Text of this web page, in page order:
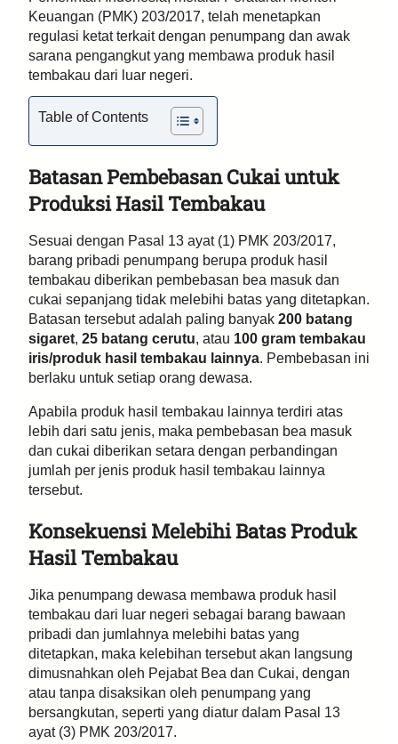
Keuangan (PMK) 203/2017, telah menetapkan
regulasi ketat terkait dengan penumpang dan awak
sarana pengangkut yang membawa produk hasil
tembakau dari luar negeri.
Table of Contents
Batasan Pembebasan Cukai untuk
Produksi Hasil Tembakau
Sesuai dengan Pasal 13 ayat (1) PMK 203/2017,
barang pribadi penumpang berupa produk hasil
tembakau diberikan pembebasan bea masuk dan
cukai sepanjang tidak melebihi batas yang ditetapkan.
Batasan tersebut adalah paling banyak 200 batang
sigaret, 25 batang cerutu, atau 100 gram tembakau
iris/produk hasil tembakau lainnya. Pembebasan ini
berlaku untuk setiap orang dewasa.
Apabila produk hasil tembakau lainnya terdiri atas
lebih dari satu jenis, maka pembebasan bea masuk
dan cukai diberikan setara dengan perbandingan
jumlah per jenis produk hasil tembakau lainnya
tersebut.
Konsekuensi Melebihi Batas Produk
Hasil Tembakau
Jika penumpang dewasa membawa produk hasil
tembakau dari luar negeri sebagai barang bawaan
pribadi dan jumlahnya melebihi batas yang
ditetapkan, maka kelebihan tersebut akan langsung
dimusnahkan oleh Pejabat Bea dan Cukai, dengan
atau tanpa disaksikan oleh penumpang yang
bersangkutan, seperti yang diatur dalam Pasal 13
ayat (3) PMK 203/2017.